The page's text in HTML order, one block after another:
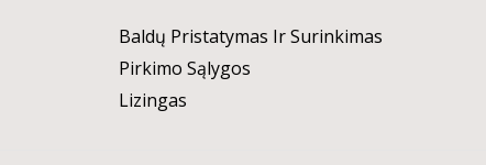
Baldų Pristatymas Ir Surinkimas
Pirkimo Sąlygos
Lizingas